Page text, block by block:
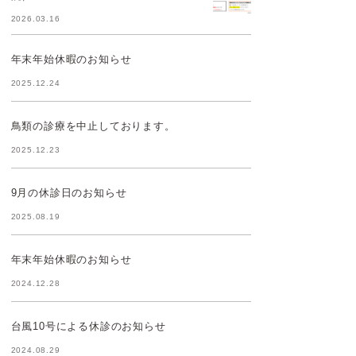
2026.03.16
年末年始休暇のお知らせ
2025.12.24
鳥類の診療を中止しております。
2025.12.23
9月の休診日のお知らせ
2025.08.19
年末年始休暇のお知らせ
2024.12.28
台風10号による休診のお知らせ
2024.08.29